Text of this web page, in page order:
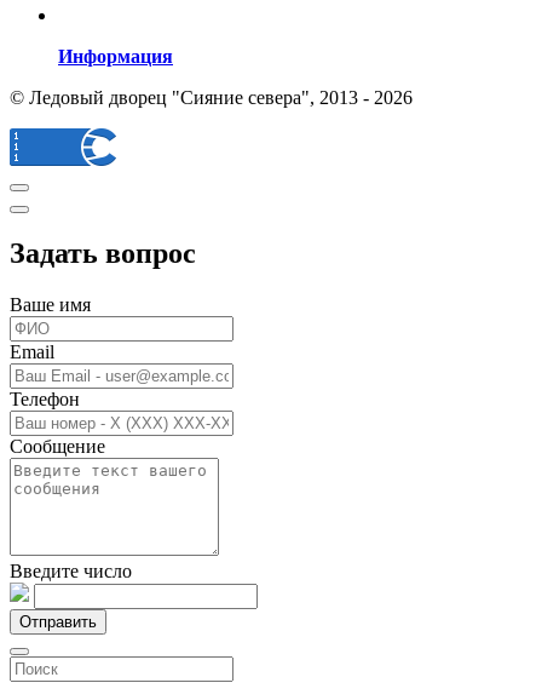
Информация
© Ледовый дворец "Сияние севера", 2013 - 2026
Задать вопрос
Ваше имя
Email
Телефон
Сообщение
Введите число
Отправить